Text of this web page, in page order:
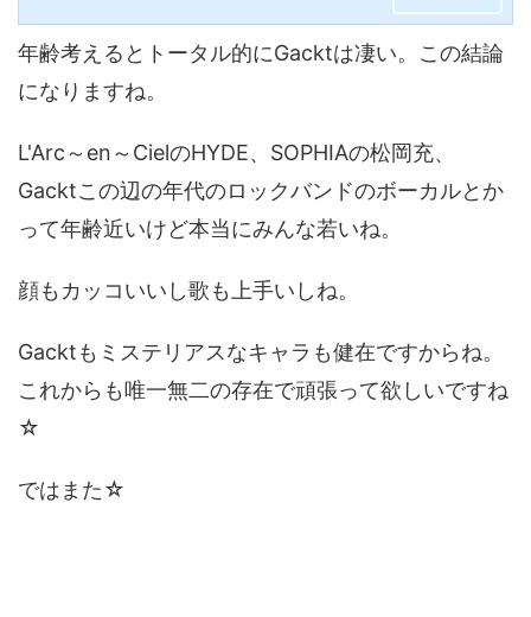
歌手として歌は上手い部類だと思います。下手だと言われる所以とし
年齢考えるとトータル的にGacktは凄い。この結論
になりますね。
L'Arc～en～CielのHYDE、SOPHIAの松岡充、
Gacktこの辺の年代のロックバンドのボーカルとか
って年齢近いけど本当にみんな若いね。
顔もカッコいいし歌も上手いしね。
Gacktもミステリアスなキャラも健在ですからね。
これからも唯一無二の存在で頑張って欲しいですね
☆
ではまた☆